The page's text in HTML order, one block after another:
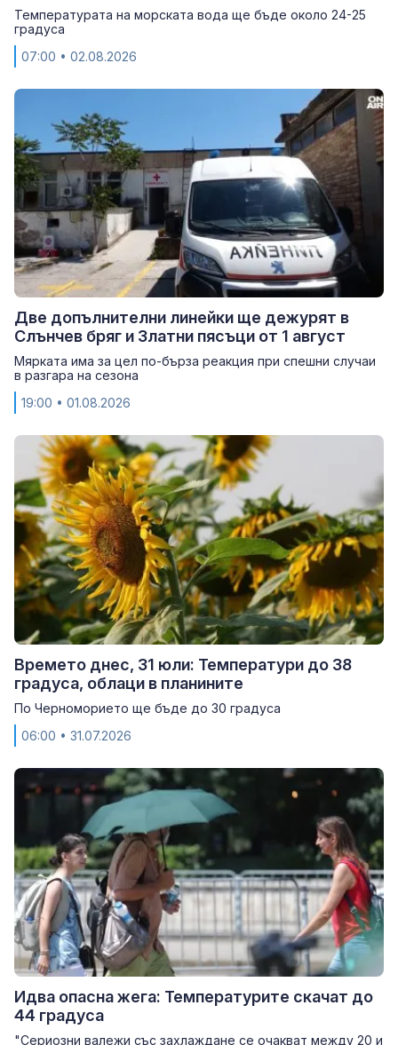
Температурата на морската вода ще бъде около 24-25
градуса
07:00 • 02.08.2026
Две допълнителни линейки ще дежурят в
Слънчев бряг и Златни пясъци от 1 август
Мярката има за цел по-бърза реакция при спешни случаи
в разгара на сезона
19:00 • 01.08.2026
Времето днес, 31 юли: Температури до 38
градуса, облаци в планините
По Черноморието ще бъде до 30 градуса
06:00 • 31.07.2026
Идва опасна жега: Температурите скачат до
44 градуса
"Сериозни валежи със захлаждане се очакват между 20 и